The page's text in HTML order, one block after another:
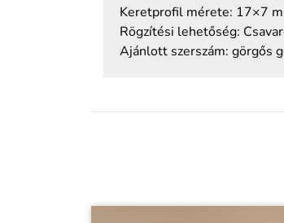
Keretprofil mérete: 17×7
Rögzítési lehetőség:
Ajánlott szerszám: görgős